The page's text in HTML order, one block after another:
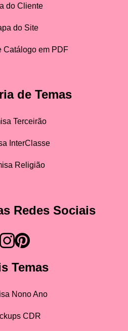
do Cliente
do Site
Catálogo em PDF
de Temas
Terceirão
InterClasse
Religião
Redes Sociais
Temas
Nono Ano
CDR